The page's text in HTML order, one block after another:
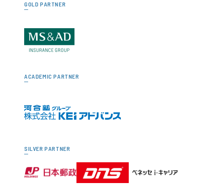
GOLD PARTNER
ACADEMIC PARTNER
SILVER PARTNER